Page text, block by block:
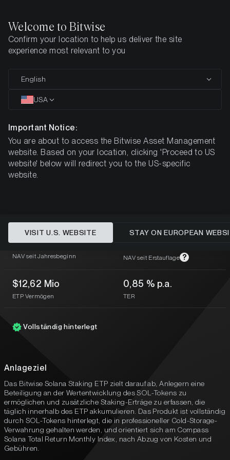
Startseite Alle Produkte BSOL
Bitwise
Solana Staking ETP
-41,45 %
NAV seit Jahresbeginn NAV seit Erstauflage ?
$12,62 Mio
ETP Vermögen
0,85 % p.a.
TER
Vollständig hinterlegt
Anlageziel
Das Bitwise Solana Staking ETP zielt darauf ab, Anlegern eine
Beteiligung an der Wertentwicklung des SOL-Tokens zu
ermöglichen und zusätzliche Staking-Erträge zu erfassen, die
täglich innerhalb des ETP akkumulieren. Das Produkt ist vollständig
durch SOL-Tokens hinterlegt, die in professioneller Cold-Storage-
Verwahrung gehalten werden, und orientiert sich am Compass
Solana Total Return Monthly Index, nach Abzug von Kosten und
Gebühren.
Welcome to Bitwise
Confirm your location to help us deliver the site
experience most relevant to you
English
USA
Important Notice:
You are about to access the Bitwise Asset Management
website. Based on your location, clicking 'Proceed to US
website' below will redirect you to the US-specific
website.
VISIT U.S. WEBSITE STAY ON EUROPEAN